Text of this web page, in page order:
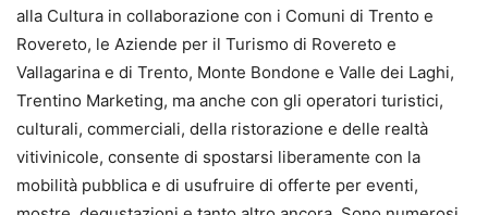
alla Cultura in collaborazione con i Comuni di Trento e
Rovereto, le Aziende per il Turismo di Rovereto e
Vallagarina e di Trento, Monte Bondone e Valle dei Laghi,
Trentino Marketing, ma anche con gli operatori turistici,
culturali, commerciali, della ristorazione e delle realtà
vitivinicole, consente di spostarsi liberamente con la
mobilità pubblica e di usufruire di offerte per eventi,